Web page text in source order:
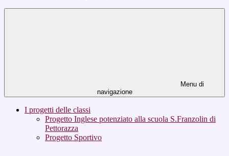
Menu di
navigazione
I progetti delle classi
Progetto Inglese potenziato alla scuola S.Franzolin di
Pettorazza
Progetto Sportivo